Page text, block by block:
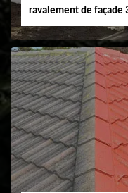
ravalement de façade
Nettoyage et
ravalement de
façade 31